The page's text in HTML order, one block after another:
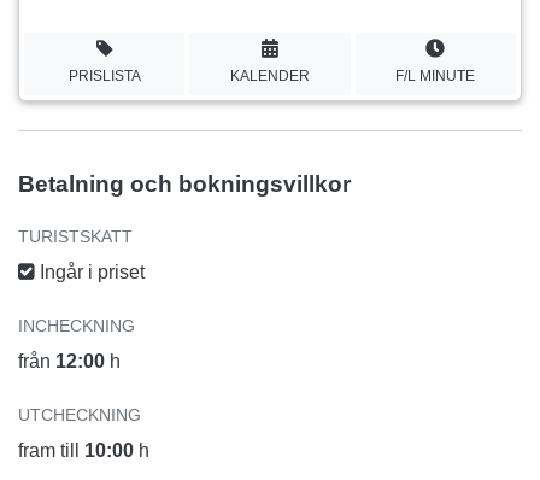
PRISLISTA KALENDER F/L MINUTE
Betalning och bokningsvillkor
TURISTSKATT
Ingår i priset
INCHECKNING
från 12:00 h
UTCHECKNING
fram till 10:00 h